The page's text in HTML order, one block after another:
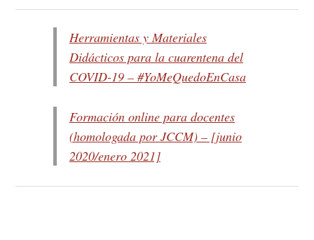
Herramientas y Materiales
Didácticos para la cuarentena del
COVID-19 – #YoMeQuedoEnCasa
Formación online para docentes
(homologada por JCCM) – [junio
2020/enero 2021]